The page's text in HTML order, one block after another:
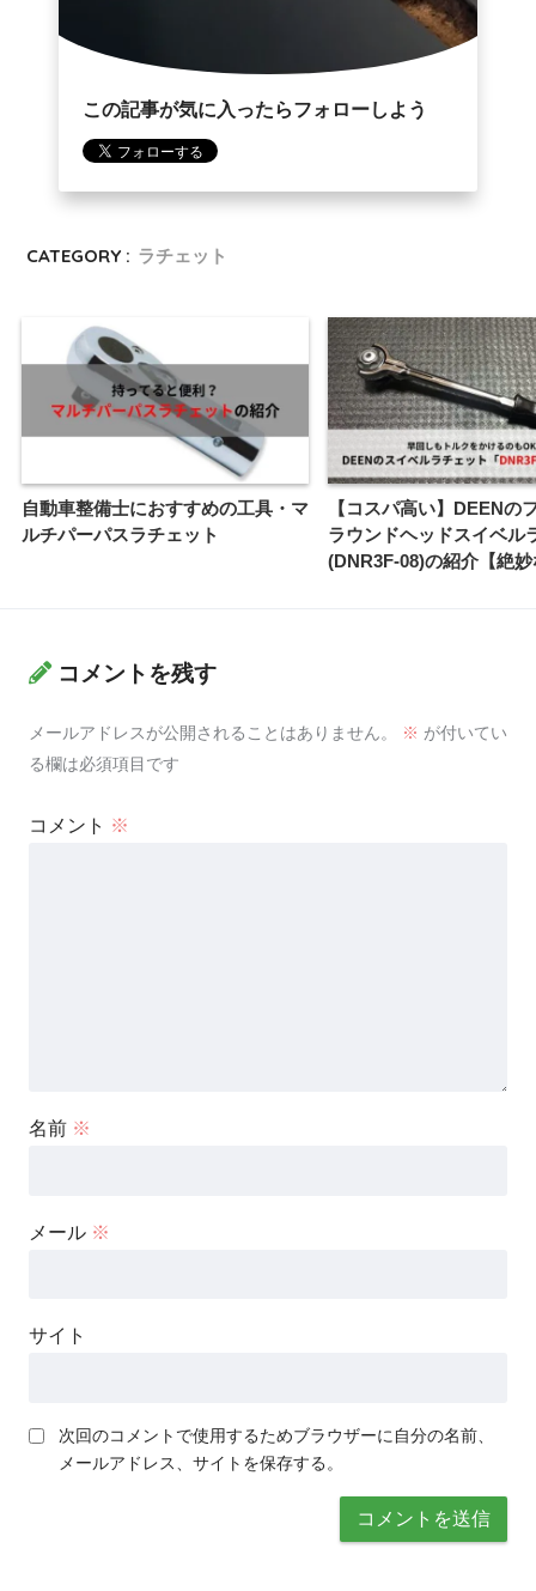
この記事が気に入ったらフォローしよう
CATEGORY : ラチェット
自動車整備士におすすめの工具・マ
ルチパーパスラチェット
【コスパ高い】DEENの
ラウンドヘッドスイベル
(DNR3F-08)の紹介【絶
コメントを残す
メールアドレスが公開されることはありません。 ※ が付いてい
る欄は必須項目です
コメント ※
名前 ※
メール ※
サイト
次回のコメントで使用するためブラウザーに自分の名前、
メールアドレス、サイトを保存する。